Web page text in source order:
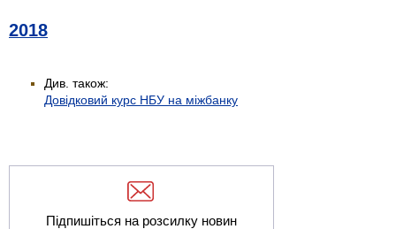
2018
Див. також:
Довідковий курс НБУ на міжбанку
Підпишіться на розсилку новин